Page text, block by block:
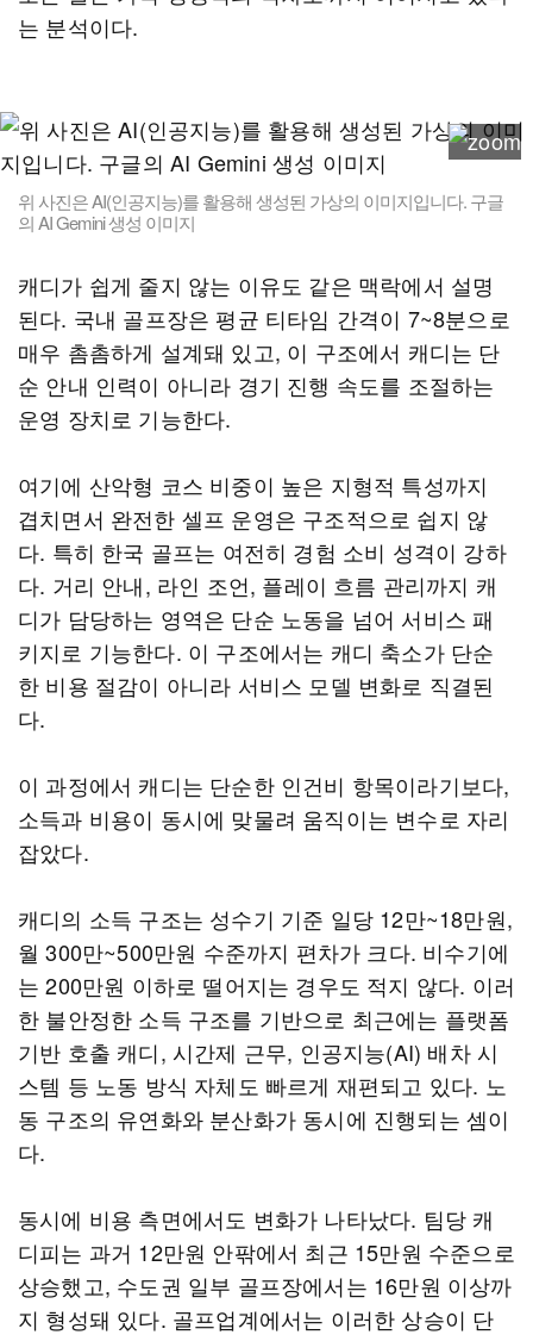
는 분석이다.
위 사진은 AI(인공지능)를 활용해 생성된 가상의 이미지입니다. 구글
의 AI Gemini 생성 이미지
캐디가 쉽게 줄지 않는 이유도 같은 맥락에서 설명
된다. 국내 골프장은 평균 티타임 간격이 7~8분으로
매우 촘촘하게 설계돼 있고, 이 구조에서 캐디는 단
순 안내 인력이 아니라 경기 진행 속도를 조절하는
운영 장치로 기능한다.
여기에 산악형 코스 비중이 높은 지형적 특성까지
겹치면서 완전한 셀프 운영은 구조적으로 쉽지 않
다. 특히 한국 골프는 여전히 경험 소비 성격이 강하
다. 거리 안내, 라인 조언, 플레이 흐름 관리까지 캐
디가 담당하는 영역은 단순 노동을 넘어 서비스 패
키지로 기능한다. 이 구조에서는 캐디 축소가 단순
한 비용 절감이 아니라 서비스 모델 변화로 직결된
다.
이 과정에서 캐디는 단순한 인건비 항목이라기보다,
소득과 비용이 동시에 맞물려 움직이는 변수로 자리
잡았다.
캐디의 소득 구조는 성수기 기준 일당 12만~18만원,
월 300만~500만원 수준까지 편차가 크다. 비수기에
는 200만원 이하로 떨어지는 경우도 적지 않다. 이러
한 불안정한 소득 구조를 기반으로 최근에는 플랫폼
기반 호출 캐디, 시간제 근무, 인공지능(AI) 배차 시
스템 등 노동 방식 자체도 빠르게 재편되고 있다. 노
동 구조의 유연화와 분산화가 동시에 진행되는 셈이
다.
동시에 비용 측면에서도 변화가 나타났다. 팀당 캐
디피는 과거 12만원 안팎에서 최근 15만원 수준으로
상승했고, 수도권 일부 골프장에서는 16만원 이상까
지 형성돼 있다. 골프업계에서는 이러한 상승이 단